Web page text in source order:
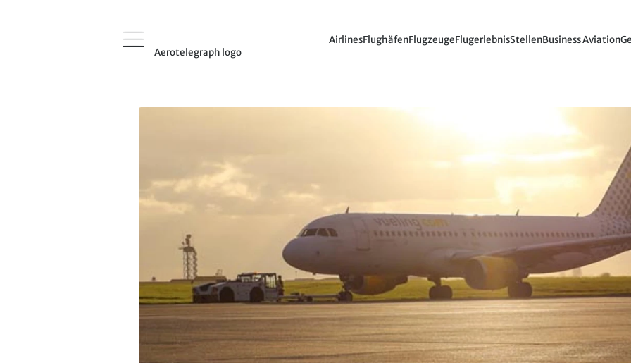
Aerotelegraph logo
AirlinesFlughäfenFlugzeugeFlugerlebnisStellenBusiness Aviation